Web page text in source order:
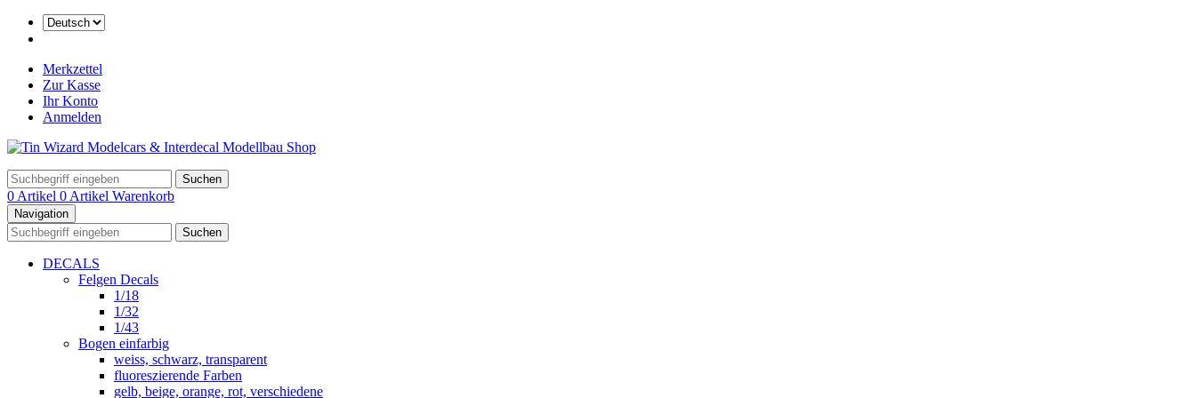
Merkzettel
Zur Kasse
Ihr Konto
Anmelden
Suchen
0 Artikel 0 Artikel Warenkorb
Navigation
Suchen
DECALS
Felgen Decals
1/18
1/32
1/43
Bogen einfarbig
weiss, schwarz, transparent
fluoreszierende Farben
gelb, beige, orange, rot, verschiedene